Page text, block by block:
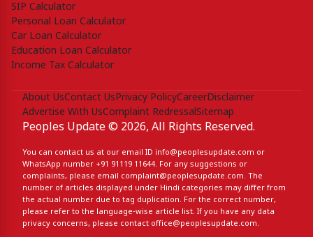
SIP Calculator
Personal Loan Calculator
Car Loan Calculator
Education Loan Calculator
Income Tax Calculator
About UsContact UsPrivacy PolicyCareerDisclaimer
Advertise With UsComplaint RedressalSitemap
Peoples Update © 2026, All Rights Reserved.
You can contact us at our email ID info@peoplesupdate.com or
WhatsApp number +91 91119 11644. For any suggestions or
complaints, please email complaint@peoplesupdate.com. The
number of articles displayed under Hindi categories may differ from
the actual number due to tag duplication. For the correct number,
please refer to the language-wise article list. If you have any data
privacy concerns, please contact office@peoplesupdate.com.